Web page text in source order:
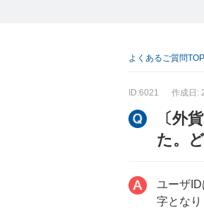
よくあるご質問TOP
ID:6021 作成日:
〔外
た。
ユーザ
字となり